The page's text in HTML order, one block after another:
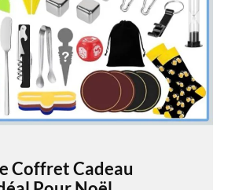
Coffret Cadeau